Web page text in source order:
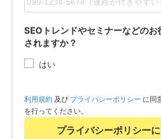
SEOトレンドやセミナーなどの
されますか？
はい
利用規約 及び プライバシーポリシー に同
を行ってください。
プライバシーポリシー